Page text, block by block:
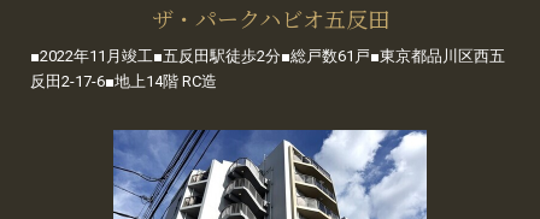
ザ・パークハビオ五反田
■2022年11月竣工■五反田駅徒歩2分■総戸数61戸■東京都品川区西五
反田2-17-6■地上14階 RC造